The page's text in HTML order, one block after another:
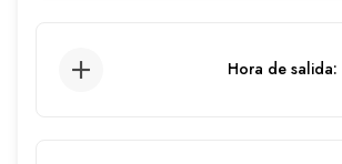
Hora de salida: